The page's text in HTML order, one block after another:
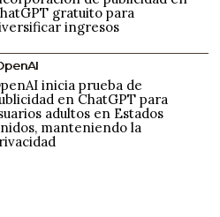
gratuito para
ingresos
inicia prueba de
en ChatGPT para
adultos en Estados
manteniendo la